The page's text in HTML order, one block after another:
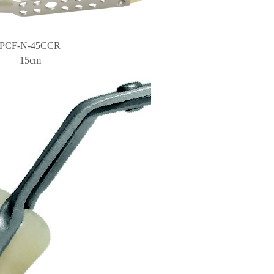
PCF-N-45CCR
15cm